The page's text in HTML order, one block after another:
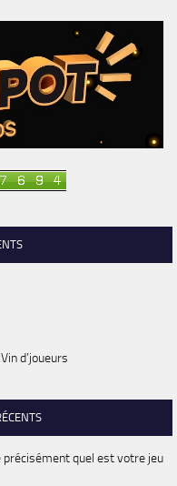
d’joueurs
précisément quel est votre jeu